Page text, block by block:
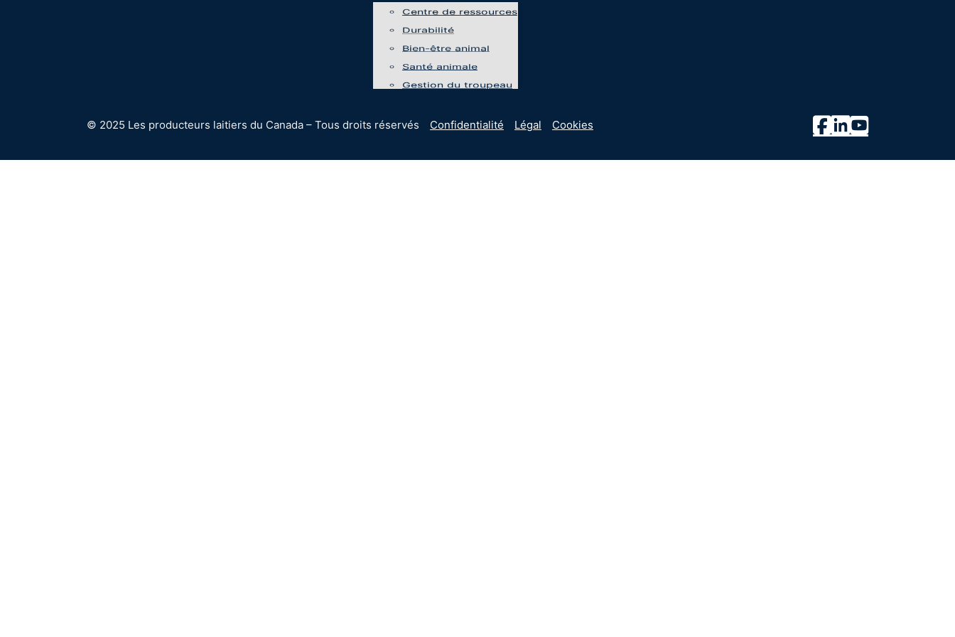
Centre de ressources
Durabilité
Bien-être animal
Santé animale
Gestion du troupeau
Événements
© 2025 Les producteurs laitiers du Canada – Tous droits réservés Confidentialité Légal Cookies